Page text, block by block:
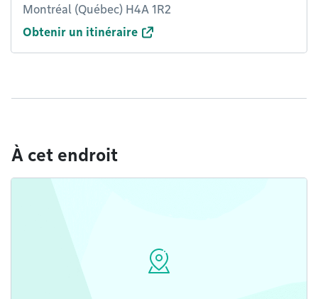
Montréal (Québec) H4A 1R2
Obtenir un itinéraire
À cet endroit